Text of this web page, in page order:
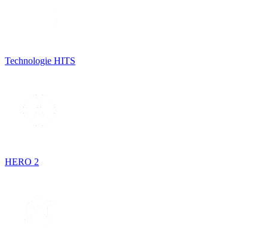
Technologie HITS
HERO 2